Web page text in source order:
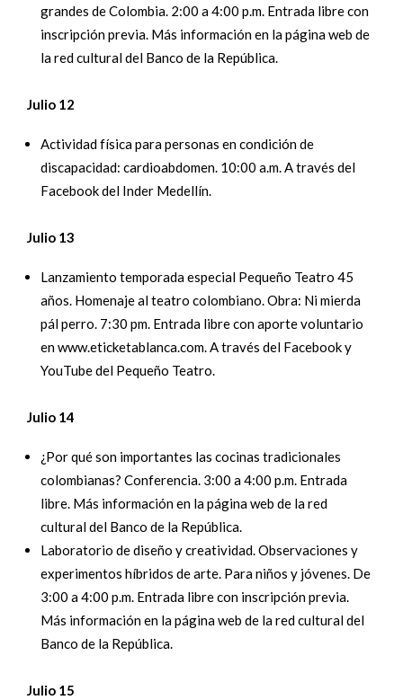
grandes de Colombia. 2:00 a 4:00 p.m. Entrada libre con
inscripción previa. Más información en la página web de
la red cultural del Banco de la República.
Julio 12
Actividad física para personas en condición de
discapacidad: cardioabdomen. 10:00 a.m. A través del
Facebook del Inder Medellín.
Julio 13
Lanzamiento temporada especial Pequeño Teatro 45
años. Homenaje al teatro colombiano. Obra: Ni mierda
pál perro. 7:30 pm. Entrada libre con aporte voluntario
en www.eticketablanca.com. A través del Facebook y
YouTube del Pequeño Teatro.
Julio 14
¿Por qué son importantes las cocinas tradicionales
colombianas? Conferencia. 3:00 a 4:00 p.m. Entrada
libre. Más información en la página web de la red
cultural del Banco de la República.
Laboratorio de diseño y creatividad. Observaciones y
experimentos híbridos de arte. Para niños y jóvenes. De
3:00 a 4:00 p.m. Entrada libre con inscripción previa.
Más información en la página web de la red cultural del
Banco de la República.
Julio 15